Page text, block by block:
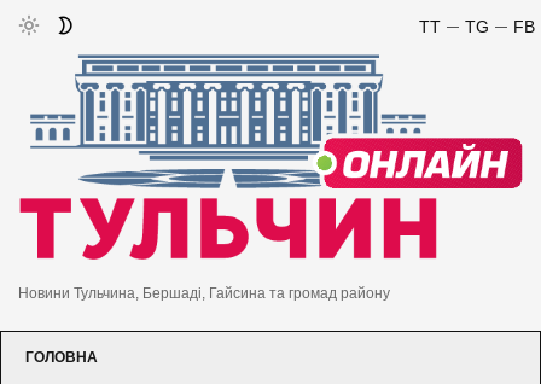
FB
TG
TT
Новини Тульчина, Бершаді, Гайсина та громад району
ГОЛОВНА